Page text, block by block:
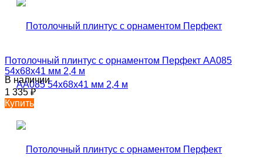
Потолочный плинтус с орнаментом Перфект AA085
54х68х41 мм 2,4 м
В наличии
1 335₽
Купить